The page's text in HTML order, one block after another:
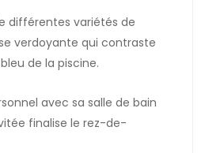
différentes variétés de
verdoyante qui contraste
de la piscine.
avec sa salle de bain
finalise le rez-de-